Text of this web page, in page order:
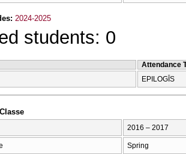
2024-2025
students: 0
Attendance
EPILOGĪS
2016 – 2017
Spring